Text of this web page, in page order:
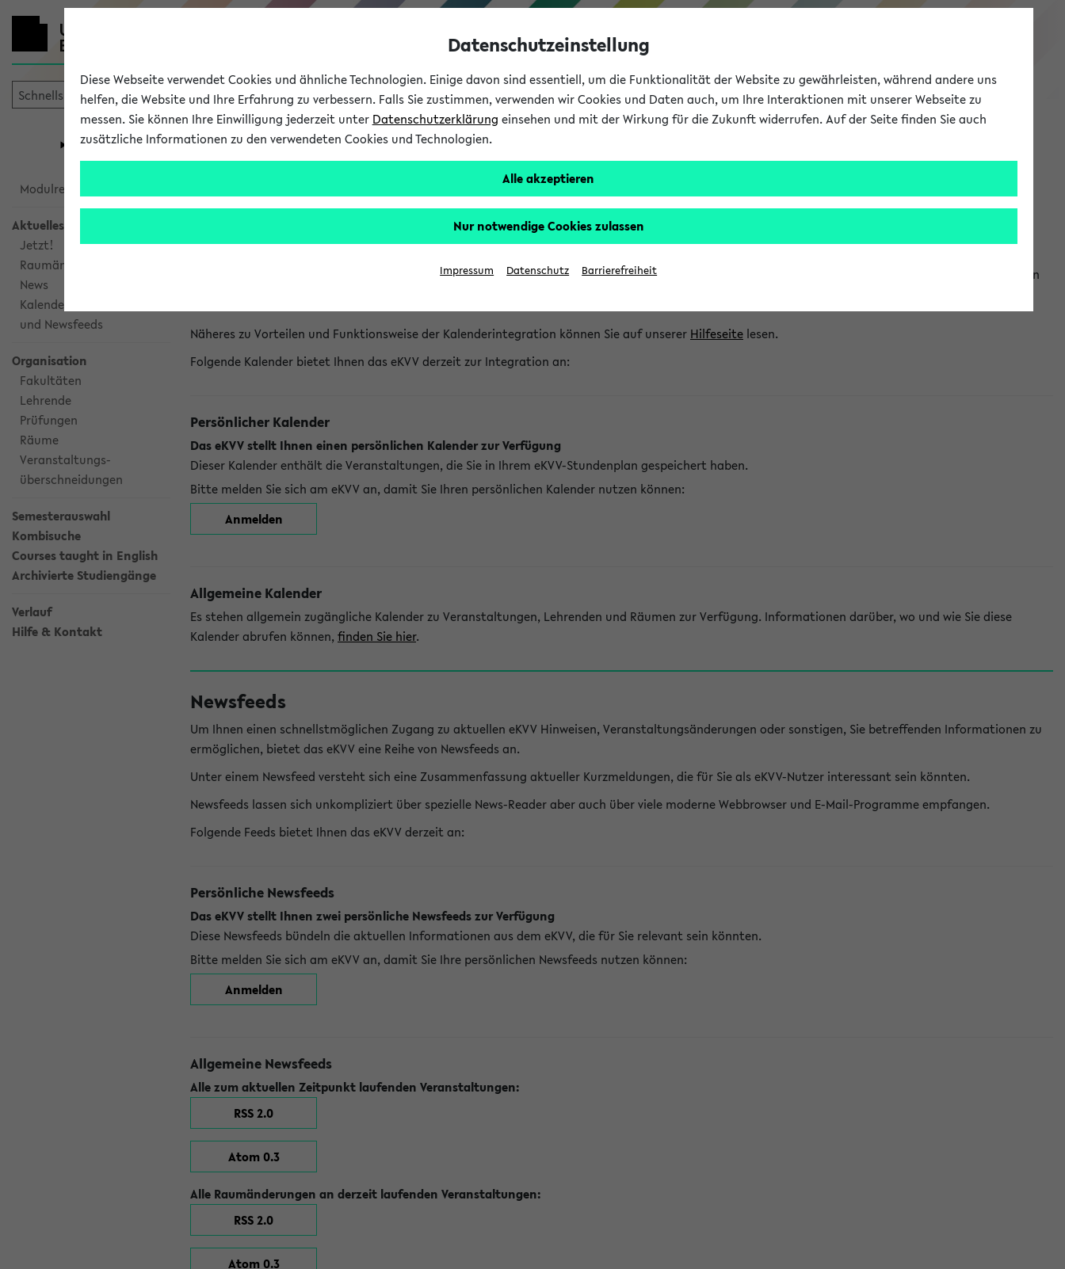
eKVV
Universität Forschung Studium
eKVV
Modulrecherche
Aktuelles
Jetzt!
Raumänderungen
News
Kalenderintegration
und Newsfeeds
Organisation
Fakultäten
Lehrende
Prüfungen
Räume
Veranstaltungs-
überschneidungen
Semesterauswahl
Kombisuche
Courses taught in English
Archivierte Studiengänge
Verlauf
Hilfe & Kontakt
Kalenderintegration und Newsfeeds
Kalenderintegration
Das eKVV bietet Ihnen die Möglichkeit, Veranstaltungstermine in eine Vielzahl von Kalenderanwendungen einzubinden. Auf diese Weise können Sie einen
Näheres zu Vorteilen und Funktionsweise der Kalenderintegration können Sie auf unserer Hilfeseite lesen.
Folgende Kalender bietet Ihnen das eKVV derzeit zur Integration an:
Persönlicher Kalender
Das eKVV stellt Ihnen einen persönlichen Kalender zur Verfügung
Dieser Kalender enthält die Veranstaltungen, die Sie in Ihrem eKVV-Stundenplan gespeichert haben.
Bitte melden Sie sich am eKVV an, damit Sie Ihren persönlichen Kalender nutzen können:
Anmelden
Allgemeine Kalender
Es stehen allgemein zugängliche Kalender zu Veranstaltungen, Lehrenden und Räumen zur Verfügung. Informationen darüber, wo und wie Sie diese
Kalender abrufen können, finden Sie hier.
Newsfeeds
Um Ihnen einen schnellstmöglichen Zugang zu aktuellen eKVV Hinweisen, Veranstaltungsänderungen oder sonstigen, Sie betreffenden Informationen zu
ermöglichen, bietet das eKVV eine Reihe von Newsfeeds an.
Unter einem Newsfeed versteht sich eine Zusammenfassung aktueller Kurzmeldungen, die für Sie als eKVV-Nutzer interessant sein könnten.
Newsfeeds lassen sich unkompliziert über spezielle News-Reader aber auch über viele moderne Webbrowser und E-Mail-Programme empfangen.
Folgende Feeds bietet Ihnen das eKVV derzeit an:
Persönliche Newsfeeds
Das eKVV stellt Ihnen zwei persönliche Newsfeeds zur Verfügung
Diese Newsfeeds bündeln die aktuellen Informationen aus dem eKVV, die für Sie relevant sein könnten.
Bitte melden Sie sich am eKVV an, damit Sie Ihre persönlichen Newsfeeds nutzen können:
Anmelden
Allgemeine Newsfeeds
Alle zum aktuellen Zeitpunkt laufenden Veranstaltungen:
RSS 2.0
Atom 0.3
Alle Raumänderungen an derzeit laufenden Veranstaltungen:
RSS 2.0
Atom 0.3
Datenschutzeinstellung
Diese Webseite verwendet Cookies und ähnliche Technologien. Einige davon sind essentiell, um die Funktionalität der Website zu gewährleisten, während andere uns
helfen, die Website und Ihre Erfahrung zu verbessern. Falls Sie zustimmen, verwenden wir Cookies und Daten auch, um Ihre Interaktionen mit unserer Webseite zu
messen. Sie können Ihre Einwilligung jederzeit unter Datenschutzerklärung einsehen und mit der Wirkung für die Zukunft widerrufen. Auf der Seite finden Sie auch
zusätzliche Informationen zu den verwendeten Cookies und Technologien.
Alle akzeptieren
Nur notwendige Cookies zulassen
Impressum Datenschutz Barrierefreiheit